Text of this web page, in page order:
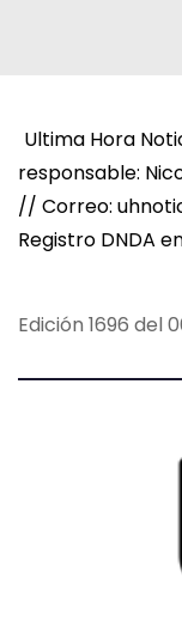
Ultima Hora
responsable:
// Correo:
Registro DNDA
Edición 1696 del